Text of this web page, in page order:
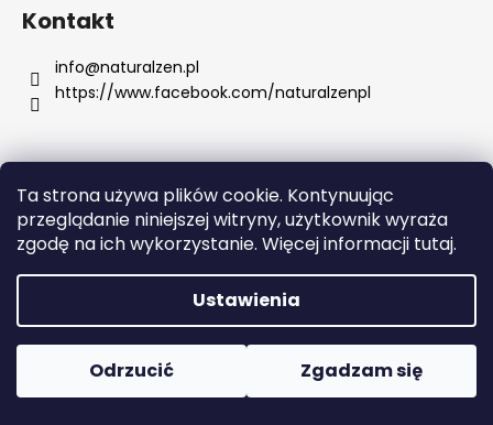
Ta strona używa plików cookie. Kontynuując
przeglądanie niniejszej witryny, użytkownik wyraża
zgodę na ich wykorzystanie. Więcej informacji tutaj.
Ustawienia
Odrzucić Zgadzam się
P
l
e
c
a
m
y
ACAI
KAPSUŁEK
Kontakt
info@naturalzen.pl
https://www.facebook.com/naturalzenpl
Opracował Shoptet
Copyright 2026Naturalzen. Wszystkie prawa
zastrzeżone.
Edytuj ustawienia plików cookie